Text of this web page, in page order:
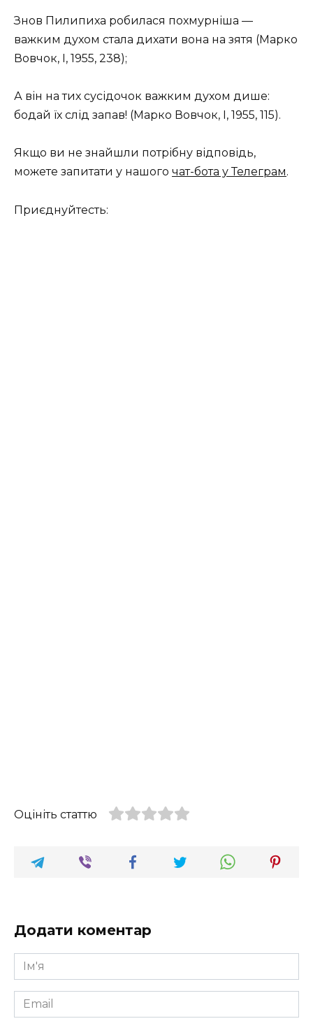
Знов Пилипиха робилася похмурніша —
важким духом стала дихати вона на зятя (Марко
Вовчок, I, 1955, 238);
А він на тих сусідочок важким духом дише:
бодай їх слід запав! (Марко Вовчок, I, 1955, 115).
Якщо ви не знайшли потрібну відповідь,
можете запитати у нашого чат-бота у Телеграм.
Приєднуйтесть:
Оцініть статтю
Додати коментар
Ім'я
*
Email
*